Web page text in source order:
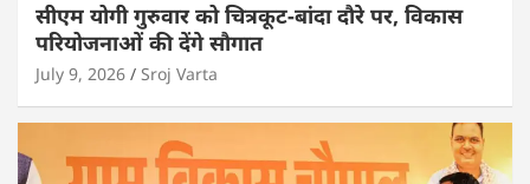
सीएम योगी गुरुवार को चित्रकूट-बांदा दौरे पर, विकास
परियोजनाओं की देंगे सौगात
July 9, 2026 Sroj Varta